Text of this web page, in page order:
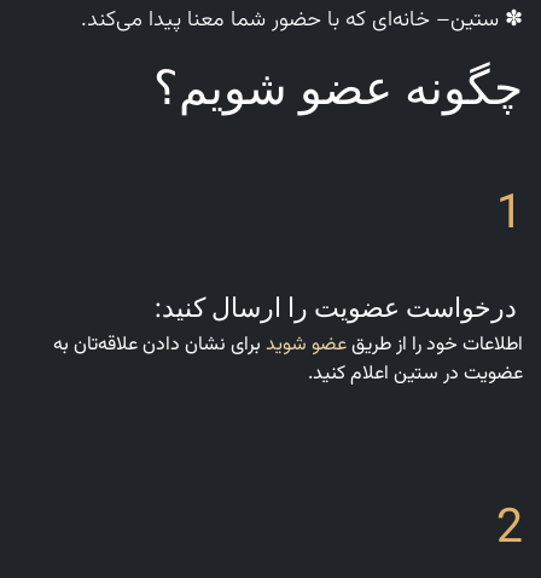
✽ ستین– خانه‌ای که با حضور شما معنا پیدا می‌کند.
چگونه عضو شویم؟
1
درخواست عضویت را ارسال کنید:
اطلاعات خود را از طریقعضو شوید برای نشان دادن علاقه‌تان به
عضویت در ستین اعلام کنید.
2